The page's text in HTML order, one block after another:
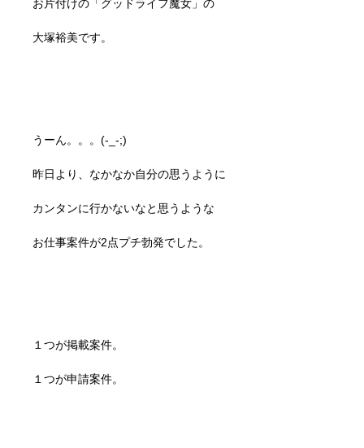
お片付けの「グッドライフ魔女」の
大塚裕美です。
うーん。。。(-_-;)
昨日より、なかなか自分の思うように
カンタンに行かないなと思うような
お仕事案件が2点プチ勃発でした。
１つが掲載案件。
１つが申請案件。